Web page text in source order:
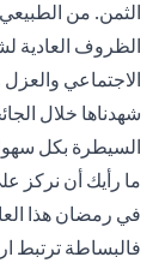
الثمن. من
الظروف العادية
الاجتماعي
شهدناها خلال
السيطرة بكل
ما رأيك أن نركز
في رمضان هذا
فالبساطة ترتبط